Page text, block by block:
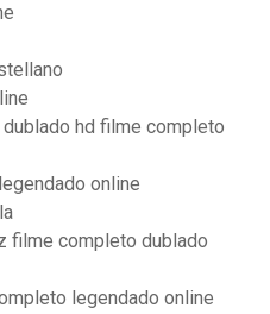
hd filme completo
online
filme completo dublado
legendado online